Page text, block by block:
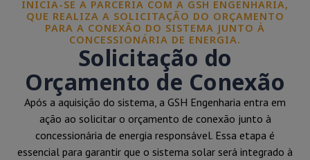
INICIA-SE A PARCERIA COM A GSH ENGENHARIA,
QUE REALIZA A SOLICITAÇÃO DO ORÇAMENTO
PARA A CONEXÃO DO SISTEMA JUNTO À
CONCESSIONÁRIA DE ENERGIA.
Solicitação do
Orçamento de Conexão
Após a aquisição do sistema, a GSH Engenharia entra em
ação ao solicitar o orçamento de conexão junto à
concessionária de energia responsável. Essa etapa é
essencial para garantir que o sistema solar será integrado à